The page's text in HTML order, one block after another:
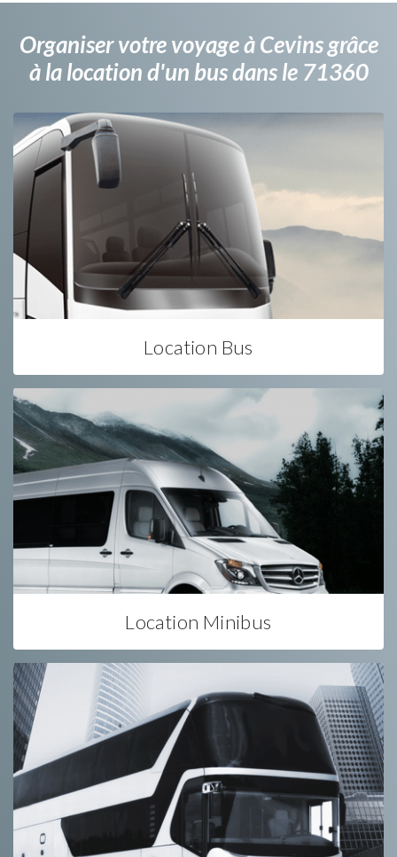
Organiser votre voyage à Cevins grâce
à la location d'un bus dans le 71360
Location Bus
Location Minibus